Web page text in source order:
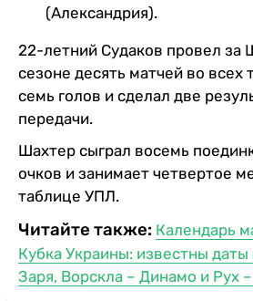
(Александрия).
22-летний Судаков провел за
сезоне десять матчей во всех
семь голов и сделал две
передачи.
Шахтер сыграл восемь
очков и занимает четвертое
таблице УПЛ.
Читайте также: Календарь
Кубка Украины: известны
Заря, Ворскла – Динамо и Рух